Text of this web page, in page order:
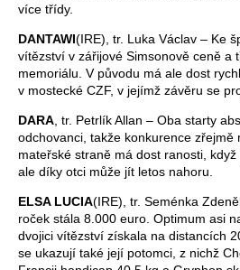
více třídy.
DANTAWI(IRE), tr. Luka Václav – Ke
vítězství v zářijové Simsonově ceně a
memoriálu. V původu má ale dost
v mostecké CZF, v jejímž závěru se
DARA , tr. Petrlík Allan – Oba starty
odchovanci, takže konkurence zřejmě
mateřské straně má dost ranosti, když
ale díky otci může jít letos nahoru.
ELSA LUCIA(IRE), tr. Seménka
roček stála 8.000 euro. Optimum asi
dvojici vítězství získala na distancích
se ukazují také její potomci, z nichž